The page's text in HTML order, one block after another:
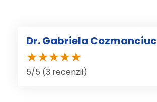
Dr. Gabriela Cozmanciuc
5/5 (3 recenzii)